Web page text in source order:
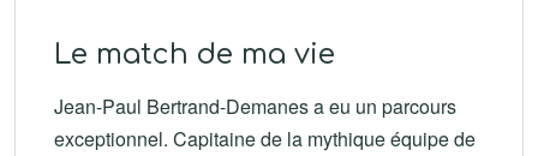
Le match de ma vie
Jean-Paul Bertrand-Demanes a eu un parcours
exceptionnel. Capitaine de la mythique équipe de